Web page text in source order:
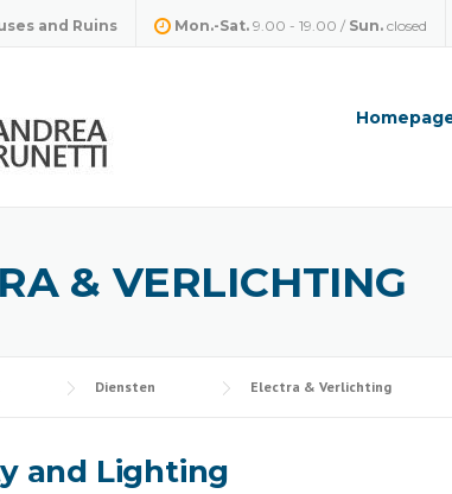
and Ruins Mon.-Sat. 9.00 - 19.00 / Sun. closed
& VERLICHTING
Diensten Electra & Verlichting
and Lighting